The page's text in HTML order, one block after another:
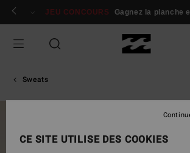
Passer
Se connecter / s'inscrire
JEU CONCOURS Gagnez la planche
Sweats
CE SITE UTILISE DES COOKIES